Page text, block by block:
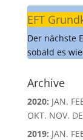
EFT
Der nächste
sobald es
Archive
2020: JAN.
OKT. NOV.
2019: JAN.